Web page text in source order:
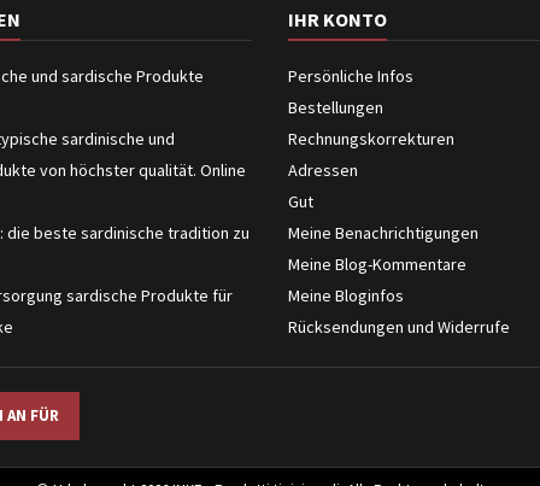
und sardische Produkte
sardinische und
von höchster qualität. Online
die beste sardinische tradition zu
sardische Produkte für
IHR KONTO
Persönliche Infos
Bestellungen
Rechnungskorrekturen
Adressen
Gut
Meine Benachrichtigungen
Meine Blog-Kommentare
Meine Bloginfos
Rücksendungen und Widerrufe